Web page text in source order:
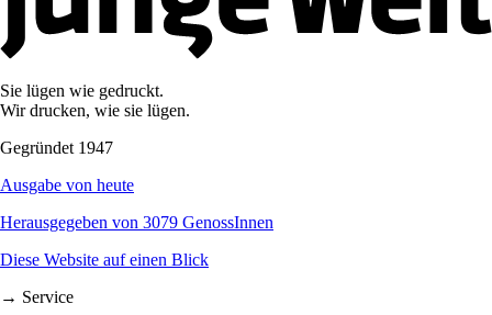
Sie lügen wie gedruckt.
Wir drucken, wie sie lügen.
Gegründet 1947
Ausgabe von heute
Herausgegeben von 3079 GenossInnen
Diese Website auf einen Blick
→ Service